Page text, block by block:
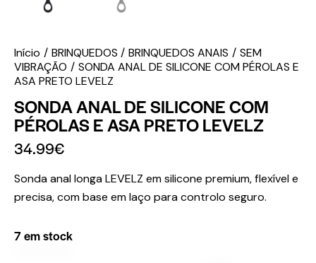
Início BRINQUEDOS BRINQUEDOS ANAIS
SEM
VIBRAÇÃO
SONDA ANAL DE SILICONE COM PÉROLAS E
ASA PRETO LEVELZ
SONDA ANAL DE SILICONE COM
PÉROLAS E ASA PRETO LEVELZ
34.99€
Sonda anal longa LEVELZ em silicone premium, flexível e
precisa, com base em laço para controlo seguro.
7 em stock